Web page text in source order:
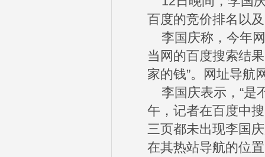
百度的竞价排名以
李国庆称，今年
当网的百度搜索结
家的钱”。网址导航
李国庆表示，“是
午，记者在百度中
三页都未出现李国
在其热站导航的位